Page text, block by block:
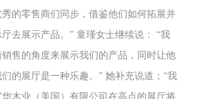
的零售商们同步，借鉴他们如何拓展并
去展示产品。” 童瑾女士继续说： “我
售的角度来展示我们的产品，同时让他
的展厅是一种乐趣。” 她补充说道；“我
木业（美国）有限公司在高点的展厅将